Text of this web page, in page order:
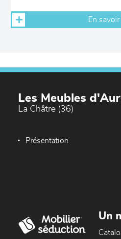
En
Les Meubles
La Châtre (36)
Présentation
Un